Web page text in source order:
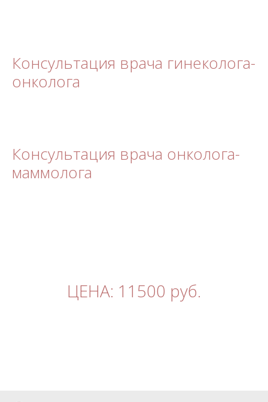
Консультация врача гинеколога-
онколога
Консультация врача онколога-
маммолога
ЦЕНА: 11500 руб.